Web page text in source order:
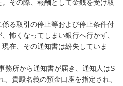
その際、報酬として金銭を受け取
る取引の停止等および停止条件付
怖くなってしまい銀行へ行かず、
在、その通知書は紛失していま
務所から通知書が届き、通知人はS
貴殿名義の預金口座を指定され、